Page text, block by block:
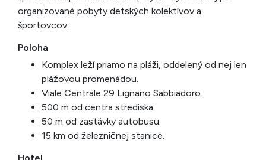
organizované pobyty detských kolektívov a
športovcov.
Poloha
Komplex leží priamo na pláži, oddelený od nej len
plážovou promenádou.
Viale Centrale 29 Lignano Sabbiadoro.
500 m od centra strediska.
50 m od zastávky autobusu.
15 km od železničnej stanice.